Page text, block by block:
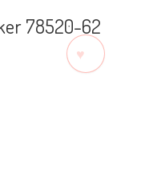
78520-62